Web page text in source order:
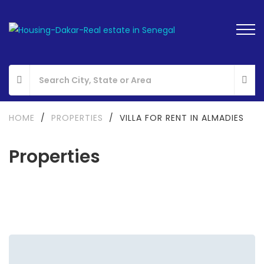
Properties
HOME / PROPERTIES / VILLA FOR RENT IN ALMADIES